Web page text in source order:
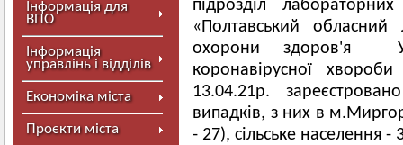
Інформація для
ВПО
Інформація
управлінь і відділів
Економіка міста
Проєкти міста
підрозділ
«Полтавський обласний
охорони здоров'я
коронавірусної
13.04.21р.
випадків, з них в
- 27), сільське населення